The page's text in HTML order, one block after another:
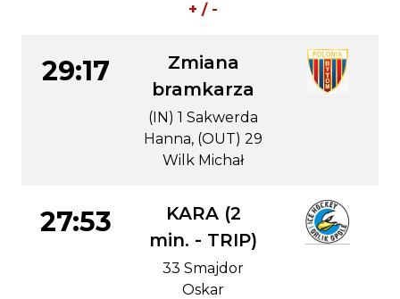
+ / -
29:17
Zmiana
bramkarza
(IN) 1 Sakwerda
Hanna, (OUT) 29
Wilk Michał
27:53
KARA (2
min. - TRIP)
33 Smajdor
Oskar